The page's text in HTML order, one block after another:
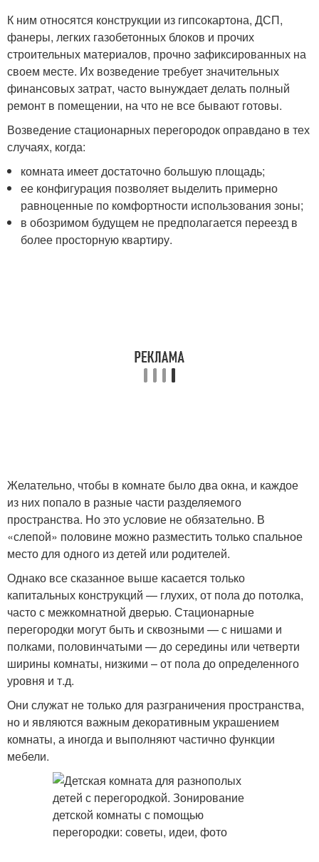
К ним относятся конструкции из гипсокартона, ДСП,
фанеры, легких газобетонных блоков и прочих
строительных материалов, прочно зафиксированных на
своем месте. Их возведение требует значительных
финансовых затрат, часто вынуждает делать полный
ремонт в помещении, на что не все бывают готовы.
Возведение стационарных перегородок оправдано в тех
случаях, когда:
комната имеет достаточно большую площадь;
ее конфигурация позволяет выделить примерно
равноценные по комфортности использования зоны;
в обозримом будущем не предполагается переезд в
более просторную квартиру.
Желательно, чтобы в комнате было два окна, и каждое
из них попало в разные части разделяемого
пространства. Но это условие не обязательно. В
«слепой» половине можно разместить только спальное
место для одного из детей или родителей.
Однако все сказанное выше касается только
капитальных конструкций — глухих, от пола до потолка,
часто с межкомнатной дверью. Стационарные
перегородки могут быть и сквозными — с нишами и
полками, половинчатыми — до середины или четверти
ширины комнаты, низкими – от пола до определенного
уровня и т.д.
Они служат не только для разграничения пространства,
но и являются важным декоративным украшением
комнаты, а иногда и выполняют частично функции
мебели.